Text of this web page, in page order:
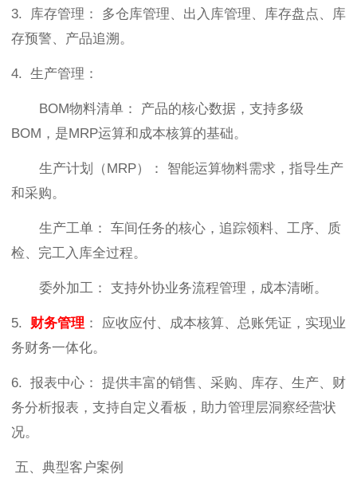
3. 库存管理： 多仓库管理、出入库管理、库存盘点、库
存预警、产品追溯。
4. 生产管理：
BOM物料清单： 产品的核心数据，支持多级
BOM，是MRP运算和成本核算的基础。
生产计划（MRP）： 智能运算物料需求，指导生产
和采购。
生产工单： 车间任务的核心，追踪领料、工序、质
检、完工入库全过程。
委外加工： 支持外协业务流程管理，成本清晰。
5. 财务管理 ： 应收应付、成本核算、总账凭证，实现业
务财务一体化。
6. 报表中心： 提供丰富的销售、采购、库存、生产、财
务分析报表，支持自定义看板，助力管理层洞察经营状
况。
五、典型客户案例